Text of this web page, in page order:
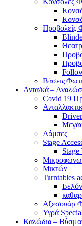
Κονσόλες
Προβολείς
Βάσεις
Αντα/κά –
Covid 19
Λάμπες
Stage
Stage
Μικτών
Turntables
Αξεσουάρ
Υγρά
Καλώδια –